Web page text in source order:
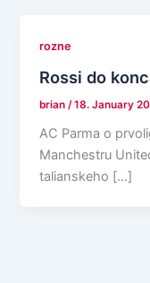
rozne
Rossi do
brian /18. January
AC Parma o
Manchestru
talianskeho […]